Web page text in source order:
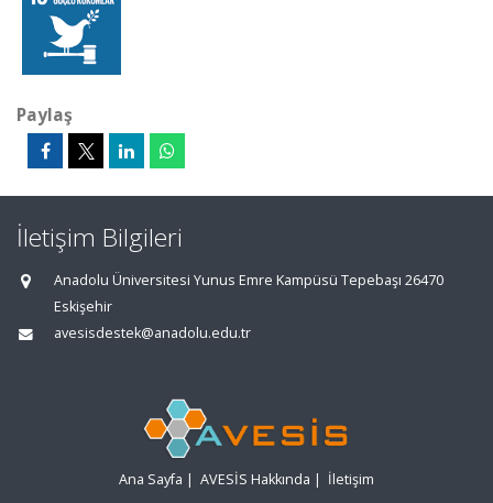
Paylaş
İletişim Bilgileri
Anadolu Üniversitesi Yunus Emre Kampüsü Tepebaşı 26470
Eskişehir
avesisdestek@anadolu.edu.tr
Ana Sayfa | AVESİS Hakkında | İletişim